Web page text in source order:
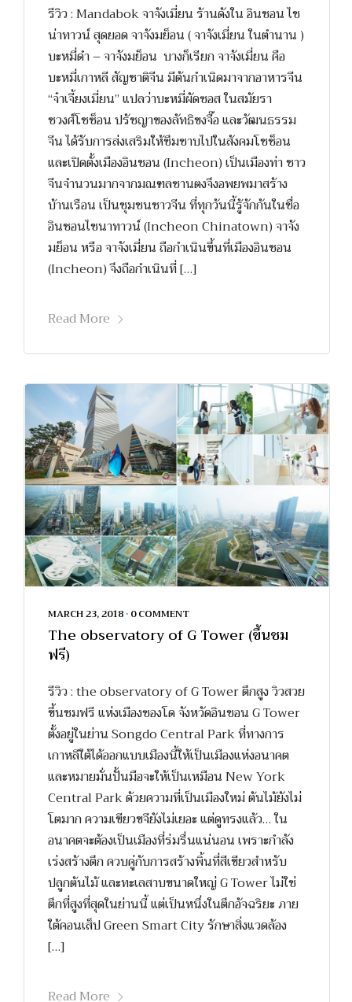
รีวิว : Mandabok จาจังเมี่ยน ร้านดังใน อินชอน ไช
น่าทาวน์ สุดยอด จาจังมย็อน ( จาจังเมี่ยน ในตำนาน )
บะหมี่ดำ – จาจังมย็อน บางก็เรียก จาจังเมี่ยน คือ
บะหมี่เกาหลี สัญชาติจีน มีต้นกำเนิดมาจากอาหารจีน
“จ๋าเจี้ยงเมี่ยน” แปลว่าบะหมี่ผัดซอส ในสมัยรา
ชวงศ์โชซ็อน ปรัชญาของลัทธิขงจื๊อ และวัฒนธรรม
จีน ได้รับการส่งเสริมให้ซึมซาบไปในสังคมโชซ็อน
และเปิดตั้งเมืองอินชอน (Incheon) เป็นเมืองท่า ชาว
จีนจำนวนมากจากมณฑลซานตงจึงอพยพมาสร้าง
บ้านเรือน เป็นชุมชนชาวจีน ที่ทุกวันนี้รู้จักกันในชื่อ
อินชอนไชนาทาวน์ (Incheon Chinatown) จาจัง
มย็อน หรือ จาจังเมี่ยน ถือกำเนินขึ้นที่เมืองอินชอน
(Incheon) จึงถือกำเนินที่ […]
Read More
MARCH 23, 2018 • 0 COMMENT
The observatory of G Tower (ขึ้นชม
ฟรี)
รีวิว : the observatory of G Tower ตึกสูง วิวสวย
ขึ้นชมฟรี แห่งเมืองซองโด จังหวัดอินชอน G Tower
ตั้งอยู่ในย่าน Songdo Central Park ที่ทางการ
เกาหลีใต้ได้ออกแบบเมืองนี้ให้เป็นเมืองแห่งอนาคต
และหมายมั่นปั้นมือจะให้เป็นเหมือน New York
Central Park ด้วยความที่เป็นเมืองใหม่ ต้นไม้ยังไม่
โตมาก ความเขียวขจียังไม่เยอะ แต่ดูทรงแล้ว… ใน
อนาคตจะต้องเป็นเมืองที่ร่มรื่นแน่นอน เพราะกำลัง
เร่งสร้างตึก ควบคู่กับการสร้างพิ้นที่สีเขียวสำหรับ
ปลูกต้นไม้ และทะเลสาบขนาดใหญ่ G Tower ไม่ใช่
ตึกที่สูงที่สุดในย่านนี้ แต่เป็นหนึ่งในตึกอัจฉริยะ ภาย
ใต้คอนเส็ป Green Smart City รักษาสิ่งแวดล้อง
[…]
Read More